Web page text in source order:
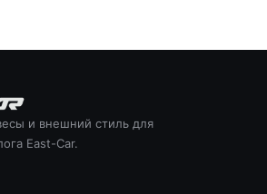
и внешний стиль для
East-Car.